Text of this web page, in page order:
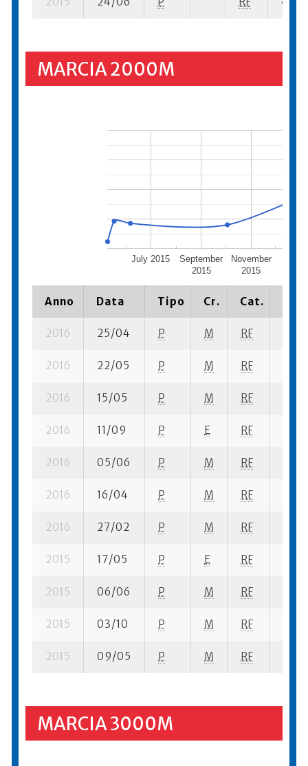
MARCIA 2000M
July 2015
September
2015
November
2015
Anno Data Tipo Cr. Cat.
2016 25/04 P M RF
2016 22/05 P M RF
2016 15/05 P M RF
2016 11/09 P E RF
2016 05/06 P M RF
2016 16/04 P M RF
2016 27/02 P M RF
2015 17/05 P E RF
2015 06/06 P M RF
2015 03/10 P M RF
2015 09/05 P M RF
MARCIA 3000M